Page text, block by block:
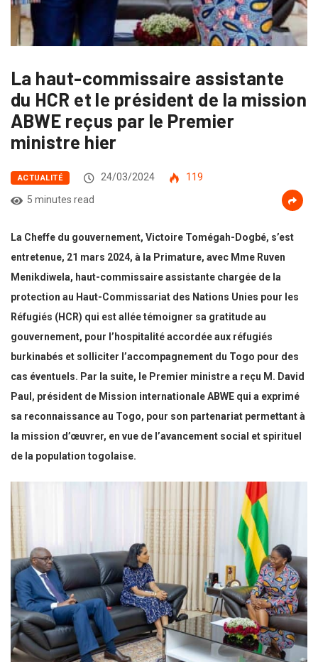
La haut-commissaire assistante
du HCR et le président de la mission
ABWE reçus par le Premier
ministre hier
ACTUALITÉ 24/03/2024
119
5 minutes read
La Cheffe du gouvernement, Victoire Tomégah-Dogbé, s’est
entretenue, 21 mars 2024, à la Primature, avec Mme Ruven
Menikdiwela, haut-commissaire assistante chargée de la
protection au Haut-Commissariat des Nations Unies pour les
Réfugiés (HCR) qui est allée témoigner sa gratitude au
gouvernement, pour l’hospitalité accordée aux réfugiés
burkinabés et solliciter l’accompagnement du Togo pour des
cas éventuels. Par la suite, le Premier ministre a reçu M. David
Paul, président de Mission internationale ABWE qui a exprimé
sa reconnaissance au Togo, pour son partenariat permettant à
la mission d’œuvrer, en vue de l’avancement social et spirituel
de la population togolaise.